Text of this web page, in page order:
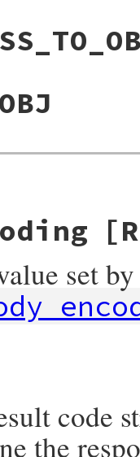
set
code
the